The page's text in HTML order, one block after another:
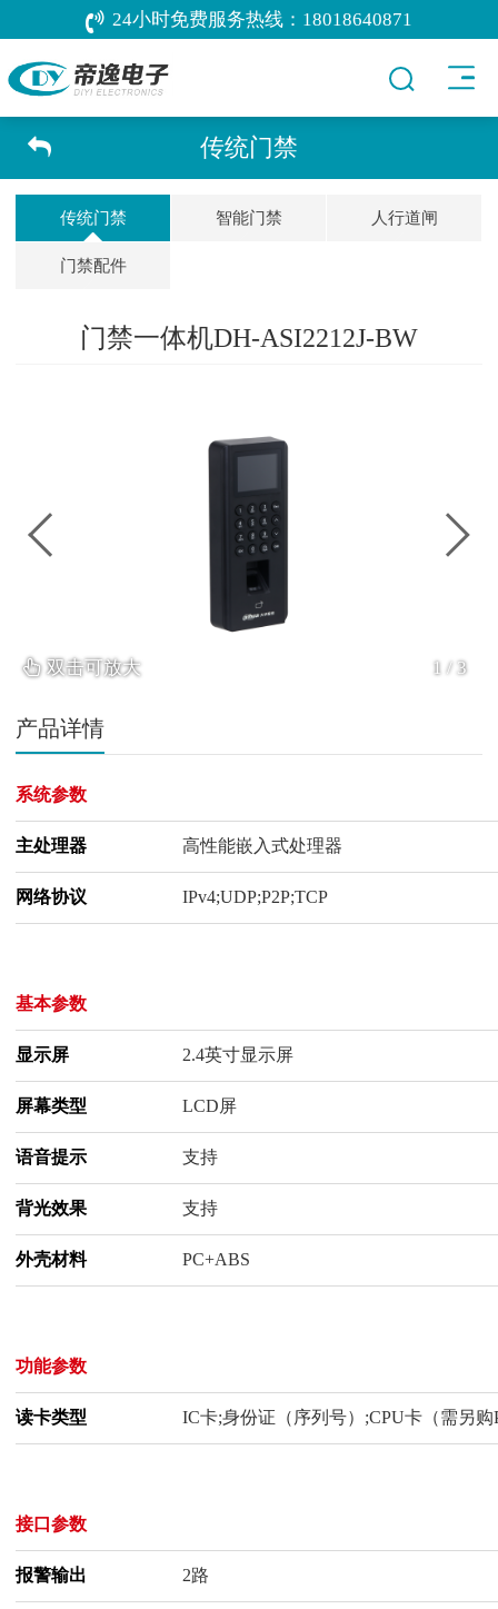
24小时免费服务热线： 18018640871
传统门禁
传统门禁 智能门禁 人行道闸
门禁配件
门禁一体机DH-ASI2212J-BW
1 / 3
双击可放大
产品详情
系统参数
主处理器 高性能嵌入式处理器
网络协议 IPv4;UDP;P2P;TCP
基本参数
显示屏 2.4英寸显示屏
屏幕类型 LCD屏
语音提示 支持
背光效果 支持
外壳材料 PC+ABS
功能参数
读卡类型 IC卡;身份证（序列号）;CPU卡（需另购
接口参数
报警输出 2路